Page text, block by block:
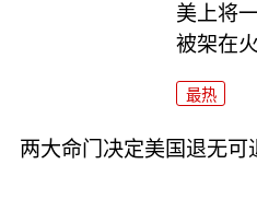
美上将
被架在
最热
两大命门决定美国退无可